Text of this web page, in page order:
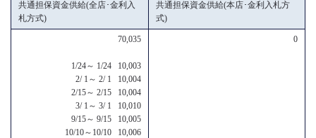
共通担保資金供給(全店･金利入
札方式)
共通担保資金供給(本店･金利入札方
式)
70,035
1/24～ 1/24 10,003
2/ 1～ 2/ 1 10,004
2/15～ 2/15 10,004
3/ 1～ 3/ 1 10,010
9/15～ 9/15 10,005
10/10～10/10 10,006
0